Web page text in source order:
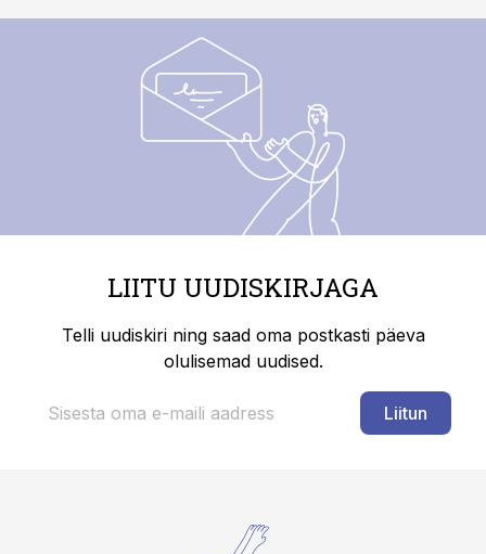
LIITU UUDISKIRJAGA
Telli uudiskiri ning saad oma postkasti päeva
olulisemad uudised.
Liitun